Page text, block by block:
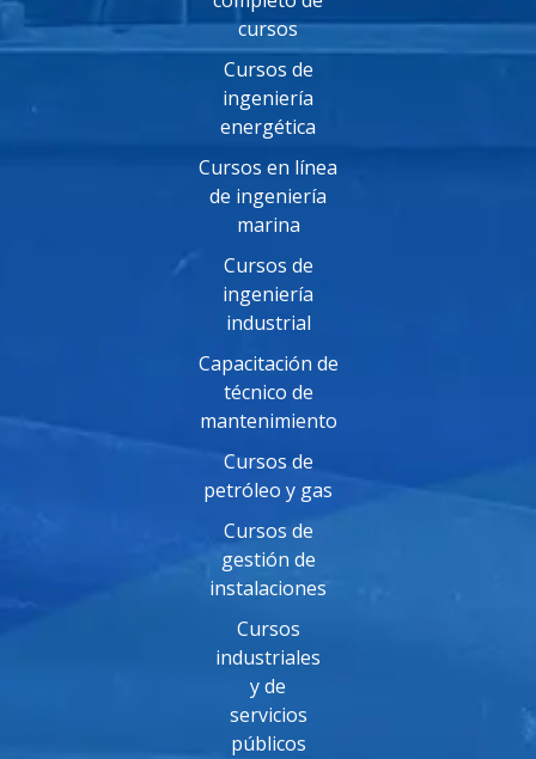
cursos
Cursos de
ingeniería
energética
Cursos en línea
de ingeniería
marina
Cursos de
ingeniería
industrial
Capacitación de
técnico de
mantenimiento
Cursos de
petróleo y gas
Cursos de
gestión de
instalaciones
Cursos
industriales
y de
servicios
públicos